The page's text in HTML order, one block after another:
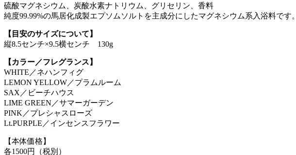
硫酸マグネシウム、炭酸水素ナトリウム、グリセリン、香料
純度99.99%の馬居化成製エプソムソルトを主成分にしたマグネシウム系入浴料です。
【目安のサイズについて】
縦8.5センチ×9.5横センチ 130g
【カラー／フレグランス】
WHITE／ネハンフィグ
LEMON YELLOW／プラムルーム
SAX／ビーチハウス
LIME GREEN／サマーガーデン
PINK／プレシャスローズ
Lt.PURPLE／インセンスフラワー
【本体価格】
各1500円（税別）